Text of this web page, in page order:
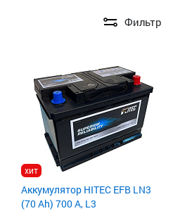
Фильтр
хит
Аккумулятор HITEC EFB LN3
(70 Ah) 700 А, L3